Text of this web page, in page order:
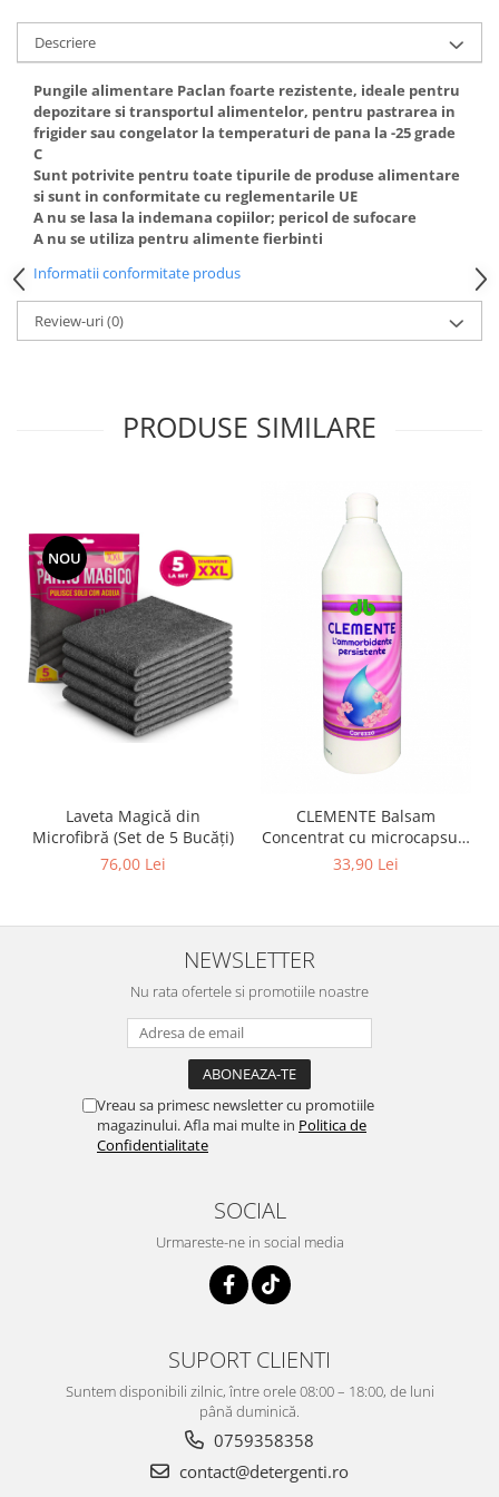
Solutii desfundat tevi
Hartie igienica
Produse curatenie casa
Solutie curatat geamuri
Solutie curatat podele
Solutie curatat mobila
Solutii dezinfectante
Odorizant camera
Solutie curatat covoare
Detergenti universani
Servetele umede antibacteriene
suprafete
Maturi, mopuri si galeti
Solutie anticalcar pentru cafetiere
Solutie curatare aparatura
electronica
Solutie multisuprafete
Descriere
Pungile alimentare Paclan foarte rezistente, ideale pentru
depozitare si transportul alimentelor, pentru pastrarea in
frigider sau congelator la temperaturi de pana la -25 grade
C
Sunt potrivite pentru toate tipurile de produse alimentare
si sunt in conformitate cu reglementarile UE
A nu se lasa la indemana copiilor; pericol de sufocare
A nu se utiliza pentru alimente fierbinti
Informatii conformitate produs
Review-uri(0)
PRODUSE SIMILARE
NOU
Laveta Magică din
Microfibră (Set de 5 Bucăți)
76,00 Lei
CLEMENTE Balsam
Concentrat cu microcapsule
Carezza 1L
33,90 Lei
NEWSLETTER
Nu rata ofertele si promotiile noastre
Vreau sa primesc newsletter cu promotiile
magazinului. Afla mai multe in Politica de
Confidentialitate
SOCIAL
Urmareste-ne in social media
SUPORT CLIENTI
Suntem disponibili zilnic, între orele 08:00 – 18:00, de luni
până duminică.
0759358358
contact@detergenti.ro